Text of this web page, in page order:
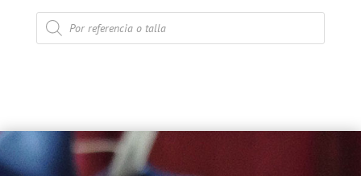
Búsqueda
de
productos